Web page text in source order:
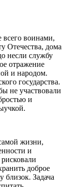
всего воинами,
Отечества, дома
несли службу
отражение
и народом.
государства.
не участвовали
и
жизни,
и
доброе
близок. Задача